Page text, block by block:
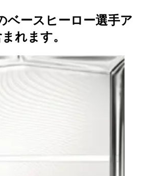
ベースヒーロー選手ア
れます。